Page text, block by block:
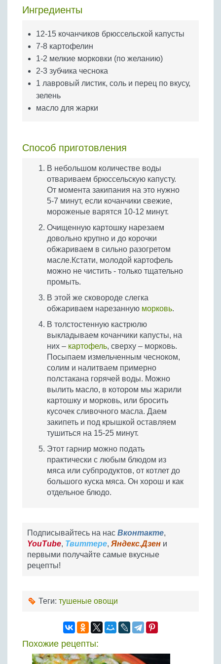
Крупы
Ингредиенты
12-15 кочанчиков брюссельской капусты
7-8 картофелин
1-2 мелкие морковки (по желанию)
2-3 зубчика чеснока
1 лавровый листик, соль и перец по вкусу,
зелень
масло для жарки
Способ приготовления
В небольшом количестве воды
отвариваем брюссельскую капусту.
От момента закипания на это нужно
5-7 минут, если кочанчики свежие,
мороженые варятся 10-12 минут.
Очищенную картошку нарезаем
довольно крупно и до корочки
обжариваем в сильно разогретом
масле.Кстати, молодой картофель
можно не чистить - только тщательно
промыть.
В этой же сковороде слегка
обжариваем нарезанную морковь.
В толстостенную кастрюлю
выкладываем кочанчики капусты, на
них – картофель, сверху – морковь.
Посыпаем измельченным чесноком,
солим и налитваем примерно
полстакана горячей воды. Можно
вылить масло, в котором мы жарили
картошку и морковь, или бросить
кусочек сливочного масла. Даем
закипеть и под крышкой оставляем
тушиться на 15-25 минут.
Этот гарнир можно подать
практически с любым блюдом из
мяса или субпродуктов, от котлет до
большого куска мяса. Он хорош и как
отдельное блюдо.
Подписывайтесь на нас Вконтакте,
YouTube, Твиттере, Яндекс.Дзен и
первыми получайте самые вкусные
рецепты!
Теги: тушеные овощи
Похожие рецепты: